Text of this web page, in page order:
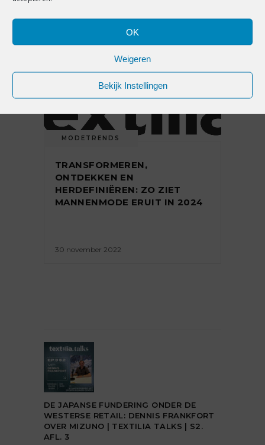
OK
Weigeren
Bekijk Instellingen
MODETRENDS
TRANSFORMEREN,
ONTDEKKEN EN
HERDEFINIËREN: ZO ZIET
MANNENMODE ERUIT IN 2024
30 november 2022
DE JAPANSE FUNDERING ONDER DE
WESTERSE RETAIL: DENNIS FRANKFORT
OVER MIZUNO | TEXTILIA TALKS | S2.
AFL. 3